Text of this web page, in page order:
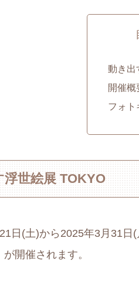
動き出
開催概
フォト
浮世絵展 TOKYO
日(土)から2025年3月31
開催されます。